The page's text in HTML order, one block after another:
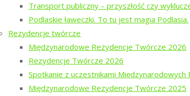
Transport publiczny – przyszłość czy
Podlaskie ławeczki. To tu jest magia Podlasia.
Rezydencje twórcze
Międzynarodowe Rezydencje Twórcze 2026
Rezydencje Twórcze 2026
Spotkanie z uczestnikami
Międzynarodowe Rezydencje Twórcze 2025
Zmiciera Wajciuszkiewicza TODARA
Dni Kultury Pokoju 2017 11-13 sierpnia
w Puszczy i Bieżeństwo